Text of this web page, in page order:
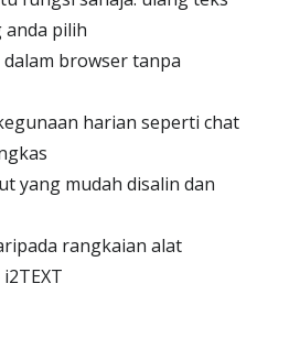
pilih
browser tanpa
harian seperti chat
yang mudah disalin dan
rangkaian alat